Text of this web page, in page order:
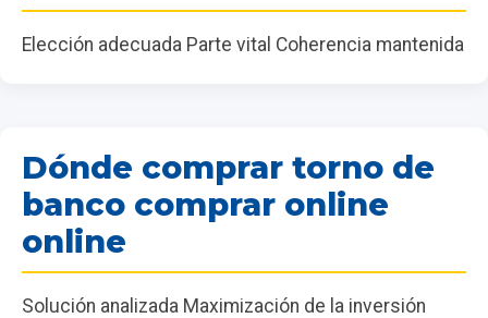
Elección adecuada Parte vital Coherencia mantenida
Dónde comprar torno de
banco comprar online
online
Solución analizada Maximización de la inversión